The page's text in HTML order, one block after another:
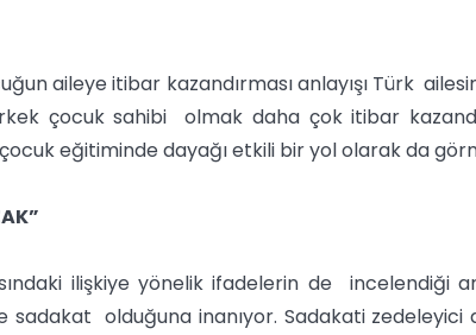
aileye itibar kazandırması anlayışı Türk
çocuk sahibi olmak daha çok itibar
eğitiminde dayağı etkili bir yol olarak da
ilişkiye yönelik ifadelerin de incelendiği
sadakat olduğuna inanıyor. Sadakati zedeleyici